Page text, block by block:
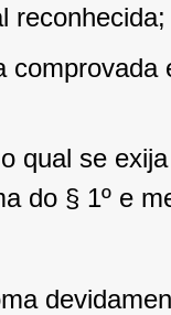
comprovada
qual se
do § 1º e